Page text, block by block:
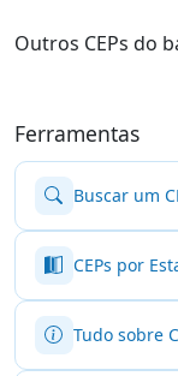
Outros CEPs do
Ferramentas
Buscar um
CEPs por
Tudo sobre